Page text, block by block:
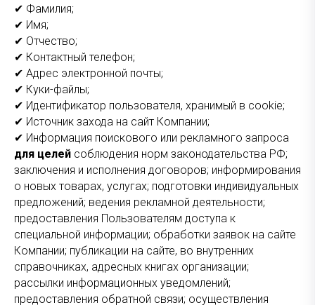
✔ Фамилия;
✔ Имя;
✔ Отчество;
✔ Контактный телефон;
✔ Адрес электронной почты;
✔ Куки-файлы;
✔ Идентификатор пользователя, хранимый в cookie;
✔ Источник захода на сайт Компании;
✔ Информация поискового или рекламного запроса
для целей соблюдения норм законодательства РФ;
заключения и исполнения договоров; информирования
о новых товарах, услугах; подготовки индивидуальных
предложений; ведения рекламной деятельности;
предоставления Пользователям доступа к
специальной информации; обработки заявок на сайте
Компании; публикации на сайте, во внутренних
справочниках, адресных книгах организации;
рассылки информационных уведомлений;
предоставления обратной связи; осуществления